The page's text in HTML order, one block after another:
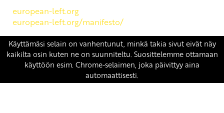
european-left.org
european-left.org/manifesto/